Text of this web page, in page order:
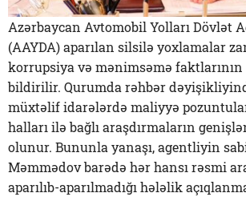
Azərbaycan Avtomobil Yolları Dövlət
(AAYDA) aparılan silsilə yoxlamalar
korrupsiya və mənimsəmə faktlarının
bildirilir. Qurumda rəhbər
müxtəlif idarələrdə maliyyə
halları ilə bağlı araşdırmaların
olunur. Bununla yanaşı, agentliyin
Məmmədov barədə hər hansı rəsmi
aparılıb-aparılmadığı hələlik